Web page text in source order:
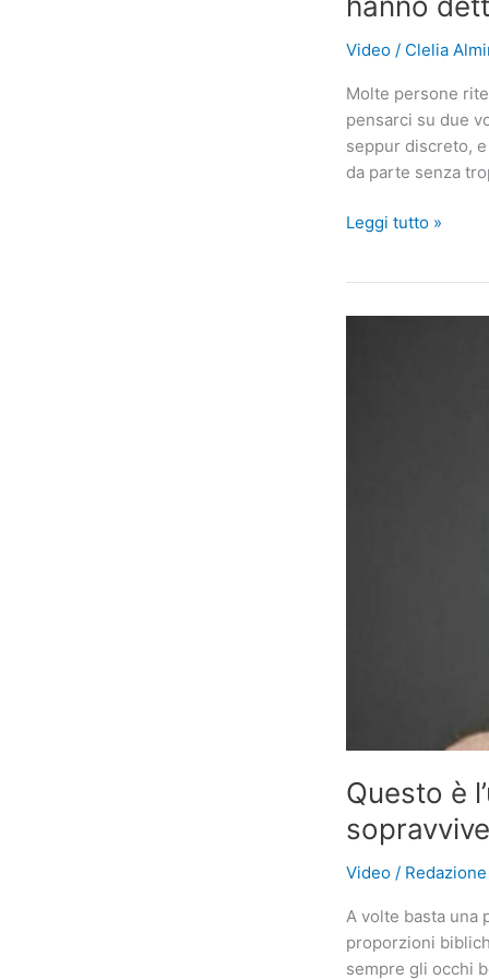
Video / Clelia
Molte persone
pensarci su due
seppur discreto,
da parte senza
Ha
cosa
hanno
detto
Leggi tutto »
Questo è
Video / Redazione
A volte basta una
proporzioni
sempre gli occhi